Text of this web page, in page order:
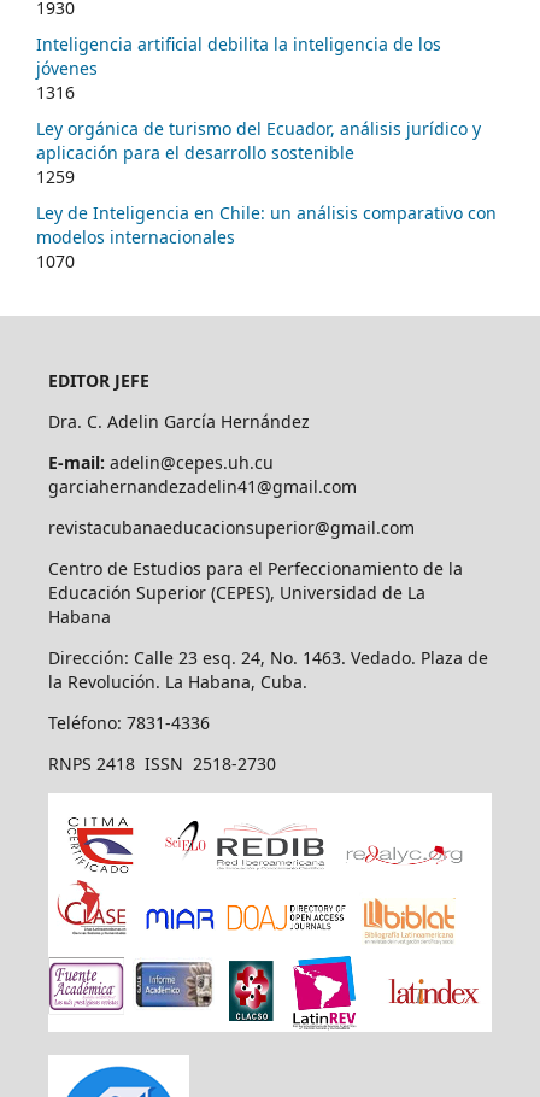
1930
Inteligencia artificial debilita la inteligencia de los
jóvenes
1316
Ley orgánica de turismo del Ecuador, análisis jurídico y
aplicación para el desarrollo sostenible
1259
Ley de Inteligencia en Chile: un análisis comparativo con
modelos internacionales
1070
EDITOR JEFE
Dra. C. Adelin García Hernández
E-mail: adelin@cepes.uh.cu
garciahernandezadelin41@gmail.com
revistacubanaeducacionsuperior@gmail.com
Centro de Estudios para el Perfeccionamiento de la
Educación Superior (CEPES), Universidad de La
Habana
Dirección: Calle 23 esq. 24, No. 1463. Vedado. Plaza de
la Revolución. La Habana, Cuba.
Teléfono: 7831-4336
RNPS 2418 ISSN 2518-2730